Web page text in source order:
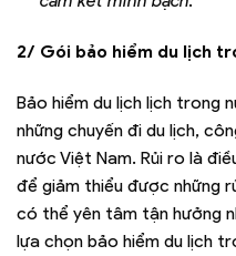
2/ Gói bảo hiểm du lịch
Bảo hiểm du lịch lịch trong
những chuyến đi du lịch,
nước Việt Nam. Rủi ro là
để giảm thiểu được những
có thể yên tâm tận hưởng
lựa chọn bảo hiểm du lịch